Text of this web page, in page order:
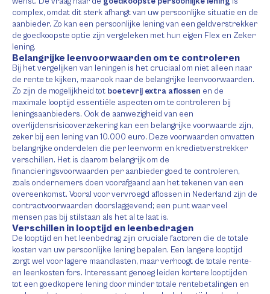
complex, omdat dit sterk afhangt van uw persoonlijke situatie en de
aanbieder. Zo kan een persoonlijke lening van een geldverstrekker
de goedkoopste optie zijn vergeleken met hun eigen Flex en Zeker
lening.
Belangrijke leenvoorwaarden om te controleren
Bij het vergelijken van leningen is het cruciaal om niet alleen naar
de rente te kijken, maar ook naar de belangrijke leenvoorwaarden.
Zo zijn de mogelijkheid tot boetevrij extra aflossen en de
maximale looptijd essentiële aspecten om te controleren bij
leningsaanbieders. Ook de aanwezigheid van een
overlijdensrisicoverzekering kan een belangrijke voorwaarde zijn,
zeker bij een lening van 10.000 euro. Deze voorwaarden omvatten
belangrijke onderdelen die per leenvorm en kredietverstrekker
verschillen. Het is daarom belangrijk om de
financieringsvoorwaarden per aanbieder goed te controleren,
zoals ondernemers doen voorafgaand aan het tekenen van een
overeenkomst. Vooral voor vervroegd aflossen in Nederland zijn de
contractvoorwaarden doorslaggevend; een punt waar veel
mensen pas bij stilstaan als het al te laat is.
Verschillen in looptijd en leenbedragen
De looptijd en het leenbedrag zijn cruciale factoren die de totale
kosten van uw persoonlijke lening bepalen. Een langere looptijd
zorgt wel voor lagere maandlasten, maar verhoogt de totale rente-
en leenkosten fors. Interessant genoeg leiden kortere looptijden
tot een goedkopere lening door minder totale rentebetalingen en